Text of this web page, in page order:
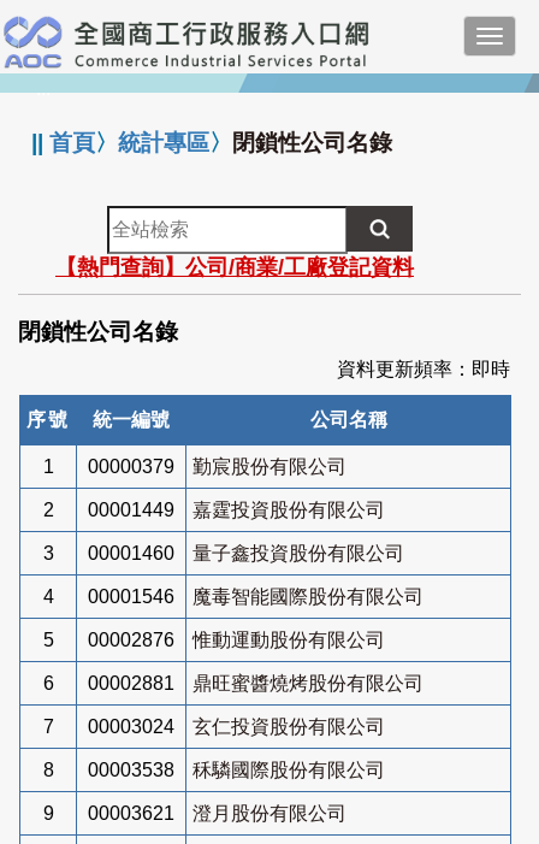
跳
到
主
要
:::
||首頁〉統計專區〉 閉鎖性公司名錄
全
站
檢
索
【熱門查詢】公司/商業/工廠登記資料
閉鎖性公司名錄
資料更新頻率：即時
序號 統一編號 公司名稱
1 00000379 勤宸股份有限公司
2 00001449 嘉霆投資股份有限公司
3 00001460 量子鑫投資股份有限公司
4 00001546 魔毒智能國際股份有限公司
5 00002876 惟動運動股份有限公司
6 00002881 鼎旺蜜醬燒烤股份有限公司
7 00003024 玄仁投資股份有限公司
8 00003538 秝驎國際股份有限公司
9 00003621 澄月股份有限公司